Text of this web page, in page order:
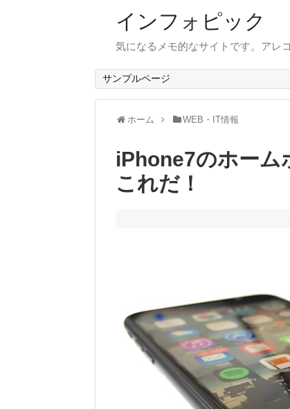
インフォピック
気になるメモ的なサイトです。アレ
サンプルページ
ホーム WEB・IT情報
iPhone7のホーム
これだ！